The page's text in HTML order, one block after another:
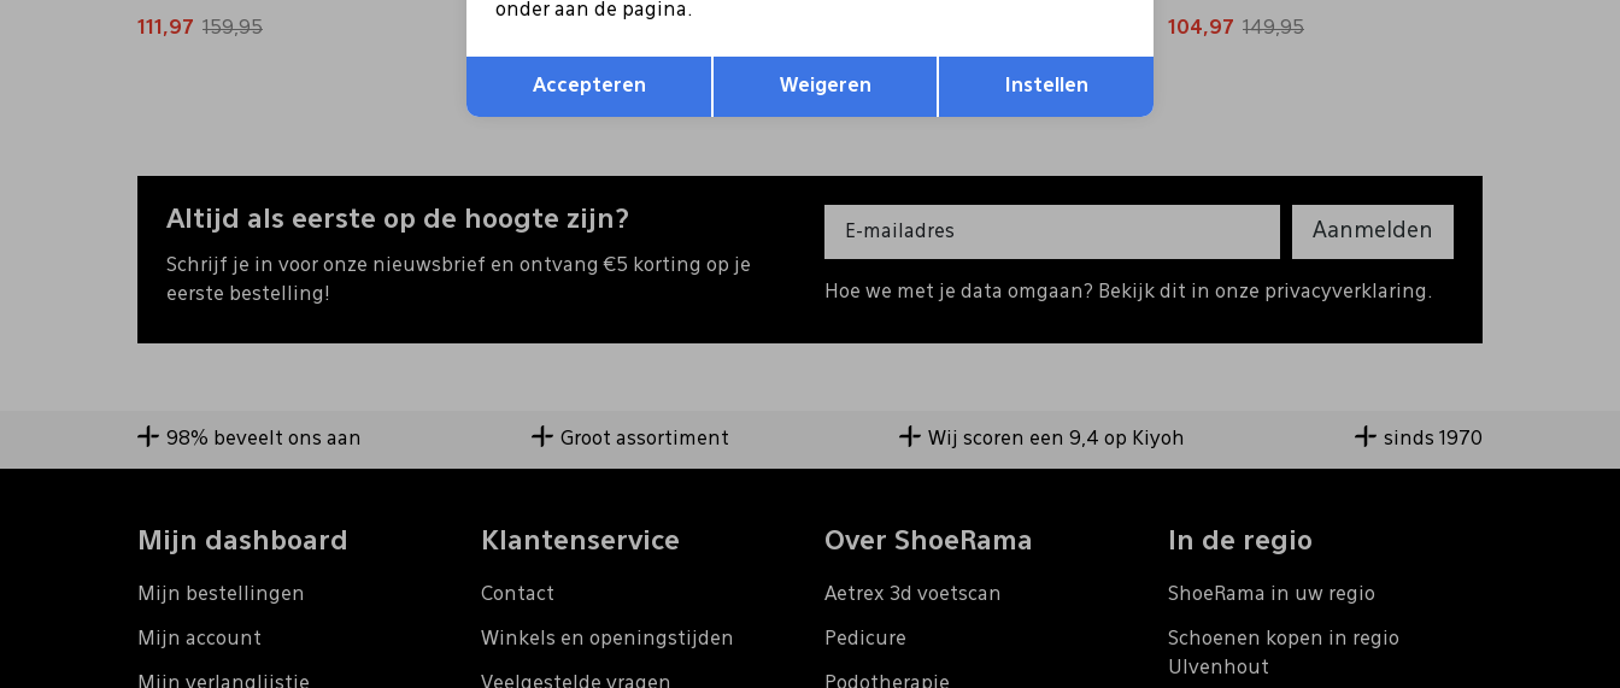
111,97 159,95 104,97 149,95
Altijd als eerste op de hoogte zijn?
Schrijf je in voor onze nieuwsbrief en ontvang €5 korting op je
eerste bestelling!
Aanmelden
Hoe we met je data omgaan? Bekijk dit in onze privacyverklaring.
98% beveelt ons aan Groot assortiment Wij scoren een 9,4 op Kiyoh sinds 1970
Mijn dashboard
Mijn bestellingen
Mijn account
Mijn verlanglijstje
Klantenservice
Contact
Winkels en openingstijden
Veelgestelde vragen
Over ShoeRama
Aetrex 3d voetscan
Pedicure
Podotherapie
In de regio
ShoeRama in uw regio
Schoenen kopen in regio
Ulvenhout
Opslaan
onder aan de pagina.
Accepteren Weigeren Instellen